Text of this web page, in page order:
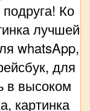
Ко
лучшей
whatsApp,
для
в высоком
картинка